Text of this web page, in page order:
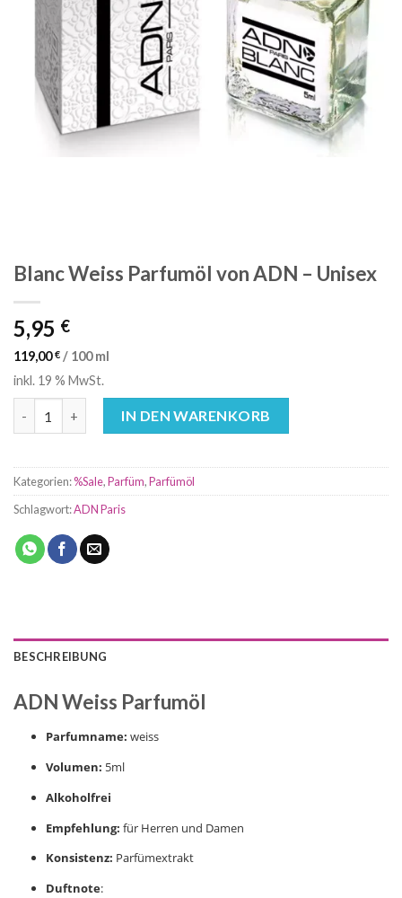
Blanc Weiss Parfumöl von ADN – Unisex
5,95 €
119,00€ / 100 ml
inkl. 19 % MwSt.
IN DEN WARENKORB
Kategorien:%Sale,Parfüm,Parfümöl
Schlagwort:ADN Paris
BESCHREIBUNG
ADN Weiss Parfumöl
Parfumname: weiss
Volumen: 5ml
Alkoholfrei
Empfehlung:für Herren und Damen
Konsistenz: Parfümextrakt
Duftnote: